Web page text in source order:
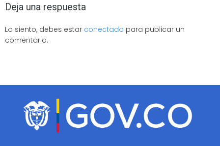
Deja una respuesta
Lo siento, debes estar conectado para publicar un
comentario.